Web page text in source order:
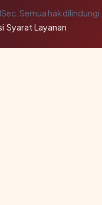
Semua hak dilindungi.
·Syarat Layanan